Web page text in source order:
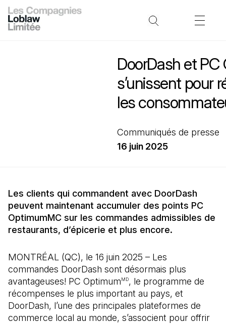
DoorDash et
s’unissent pour
les
Communiqués de presse
16 juin 2025
Les clients qui commandent avec DoorDash
peuvent maintenant accumuler des points PC
OptimumMC sur les commandes admissibles de
restaurants, d’épicerie et plus encore.
MONTRÉAL (QC), le 16 juin 2025 – Les
commandes DoorDash sont désormais plus
avantageuses! PC OptimumMD, le programme de
récompenses le plus important au pays, et
DoorDash, l’une des principales plateformes de
commerce local au monde, s’associent pour offrir